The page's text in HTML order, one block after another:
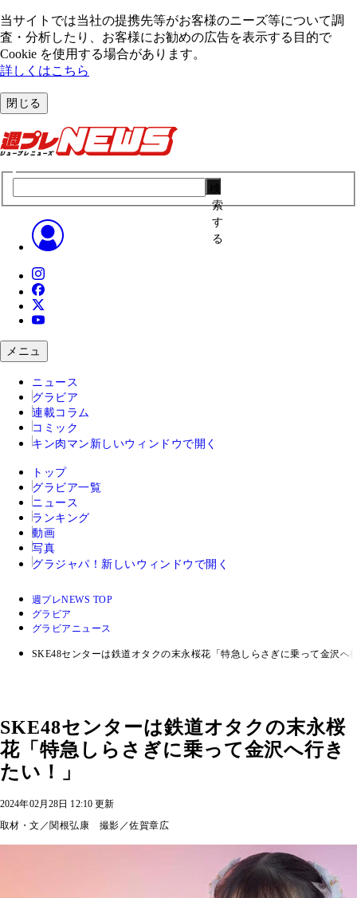
当サイトでは当社の提携先等がお客様のニーズ等について調
査・分析したり、お客様にお勧めの広告を表⽰する⽬的で
Cookie を使⽤する場合があります。
詳しくはこちら
閉じる
索
す
る
メニュ
ニュース
グラビア
連載コラム
コミック
キン肉マン 新しいウィンドウで開く
トップ
グラビア一覧
ニュース
ランキング
動画
写真
グラジャパ！ 新しいウィンドウで開く
週プレNEWS TOP
グラビア
グラビアニュース
SKE48センターは鉄道オタクの末永桜花「特急しらさぎに乗って金沢へ
SKE48センターは鉄道オタクの末永桜
花「特急しらさぎに乗って金沢へ行き
たい！」
2024年02月28日 12:10 更新
取材・文／関根弘康 撮影／佐賀章広